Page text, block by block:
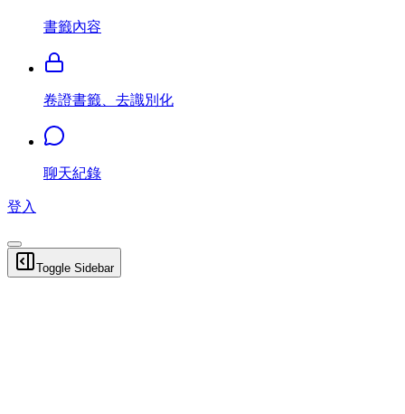
書籤內容
卷證書籤、去識別化
聊天紀錄
登入
Toggle Sidebar